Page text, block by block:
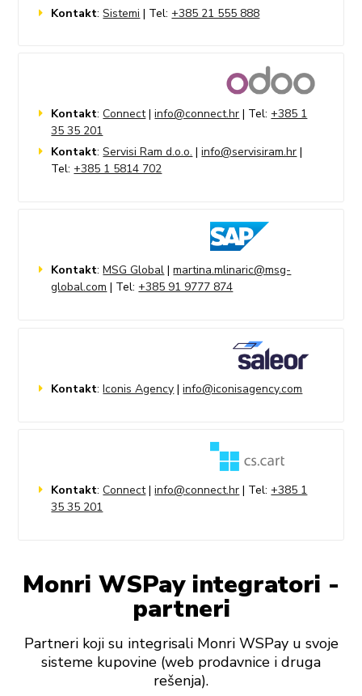
Kontakt:Sistemi | Tel:+385 21 555 888
Kontakt:Connect|info@connect.hr | Tel:+385 1
35 35 201
Kontakt:Servisi Ram d.o.o. |info@servisiram.hr |
Tel:+385 1 5814 702
Kontakt:MSG Global |martina.mlinaric@msg-
global.com | Tel:+385 91 9777 874
Kontakt:Iconis Agency |info@iconisagency.com
Kontakt:Connect|info@connect.hr | Tel:+385 1
35 35 201
Monri WSPay integratori -
partneri
Partneri koji su integrisali Monri WSPay u svoje
sisteme kupovine (web prodavnice i druga
rešenja).